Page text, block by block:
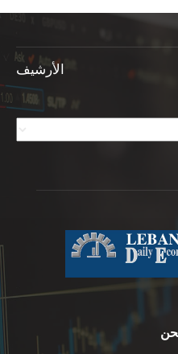
الأرشيف